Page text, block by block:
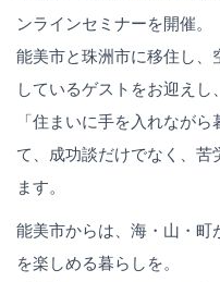
ンラインセミナーを開催。
能美市と珠洲市に移住し、
しているゲストをお迎えし、
「住まいに手を入れなが
て、成功談だけでなく、苦
ます。
能美市からは、海・山・町
を楽しめる暮らしを。